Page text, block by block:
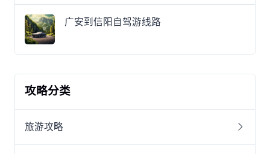
广安到信阳自驾游线路
攻略分类
旅游攻略